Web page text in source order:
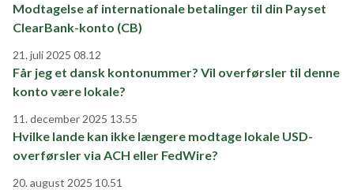
Modtagelse af internationale betalinger til din Payset
ClearBank-konto (CB)
21. juli 2025 08.12
Får jeg et dansk kontonummer? Vil overførsler til denne
konto være lokale?
11. december 2025 13.55
Hvilke lande kan ikke længere modtage lokale USD-
overførsler via ACH eller FedWire?
20. august 2025 10.51